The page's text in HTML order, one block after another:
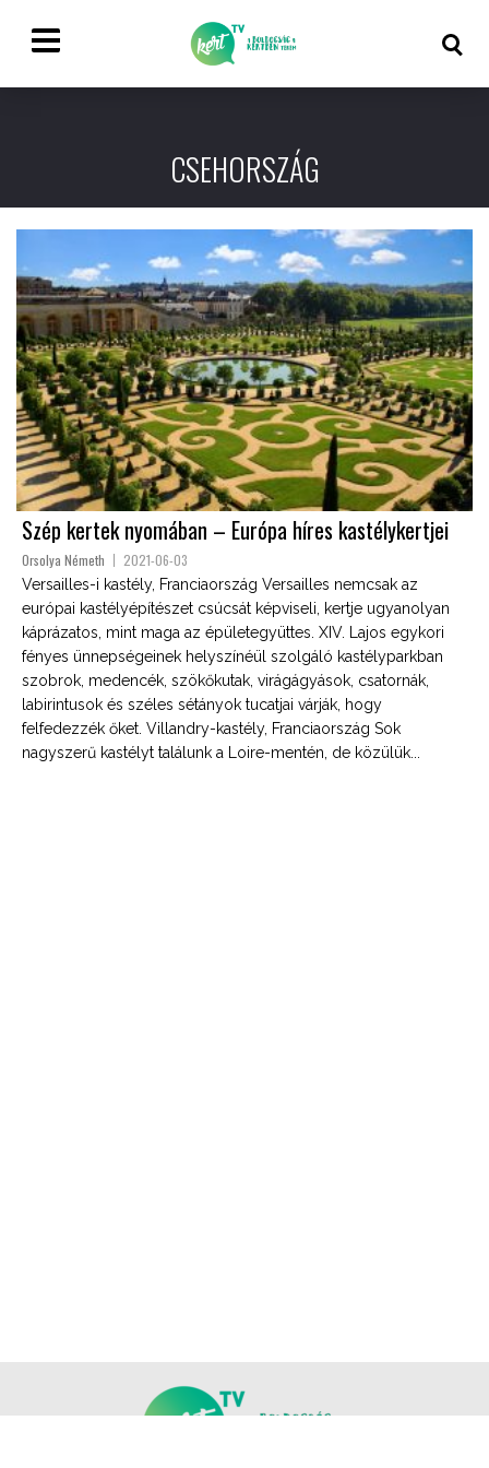
CSEHORSZÁG
Szép kertek nyomában – Európa híres kastélykertjei
Orsolya Németh 2021-06-03
Versailles-i kastély, Franciaország Versailles nemcsak az
európai kastélyépítészet csúcsát képviseli, kertje ugyanolyan
káprázatos, mint maga az épületegyüttes. XIV. Lajos egykori
fényes ünnepségeinek helyszínéül szolgáló kastélyparkban
szobrok, medencék, szökőkutak, virágágyások, csatornák,
labirintusok és széles sétányok tucatjai várják, hogy
felfedezzék őket. Villandry-kastély, Franciaország Sok
nagyszerű kastélyt találunk a Loire-mentén, de közülük...